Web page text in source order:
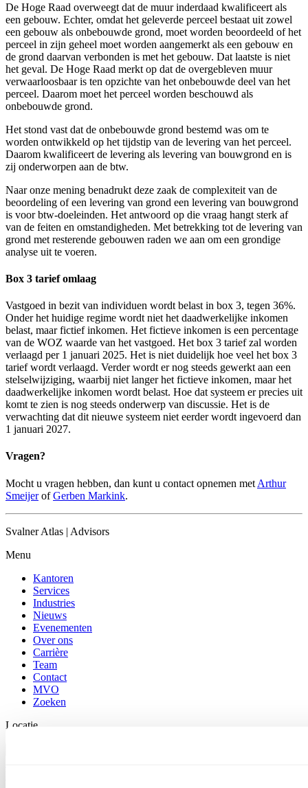
De Hoge Raad overweegt dat de muur inderdaad kwalificeert als
een gebouw. Echter, omdat het geleverde perceel bestaat uit zowel
een gebouw als onbebouwde grond, moet worden beoordeeld of het
perceel in zijn geheel moet worden aangemerkt als een gebouw en
de grond daarvan verbonden is met het gebouw. Dat laatste is niet
het geval. De Hoge Raad merkt op dat de overgebleven muur
verwaarloosbaar is ten opzichte van het onbebouwde deel van het
perceel. Daarom moet het perceel worden beschouwd als
onbebouwde grond.
Het stond vast dat de onbebouwde grond bestemd was om te
worden ontwikkeld op het tijdstip van de levering van het perceel.
Daarom kwalificeert de levering als levering van bouwgrond en is
zij onderworpen aan de btw.
Naar onze mening benadrukt deze zaak de complexiteit van de
beoordeling of een levering van grond een levering van bouwgrond
is voor btw-doeleinden. Het antwoord op die vraag hangt sterk af
van de feiten en omstandigheden. Met betrekking tot de levering van
grond met resterende gebouwen raden we aan om een grondige
analyse uit te voeren.
Box 3 tarief omlaag
Vastgoed in bezit van individuen wordt belast in box 3, tegen 36%.
Onder het huidige regime wordt niet het daadwerkelijke inkomen
belast, maar fictief inkomen. Het fictieve inkomen is een percentage
van de WOZ waarde van het vastgoed. Het box 3 tarief zal worden
verlaagd per 1 januari 2025. Het is niet duidelijk hoe veel het box 3
tarief wordt verlaagd. Verder wordt er nog steeds gewerkt aan een
stelselwijziging, waarbij niet langer het fictieve inkomen, maar het
daadwerkelijke inkomen wordt belast. Hoe dat systeem er precies uit
komt te zien is nog steeds onderwerp van discussie. Het is de
verwachting dat dit nieuwe systeem niet eerder wordt ingevoerd dan
1 januari 2027.
Vragen?
Mocht u vragen hebben, dan kunt u contact opnemen met Arthur
SmeijerofGerben Markink.
Svalner Atlas | Advisors
Menu
Kantoren
Services
Industries
Nieuws
Evenementen
Over ons
Carrière
Team
Contact
MVO
Zoeken
Locatie